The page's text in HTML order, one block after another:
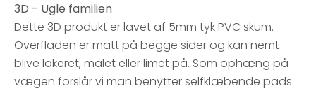
3D - Ugle familien
Dette 3D produkt er lavet af 5mm tyk PVC skum.
Overfladen er matt på begge sider og kan nemt
blive lakeret, malet eller limet på. Som ophæng på
vægen forslår vi man benytter selfklæbende pads